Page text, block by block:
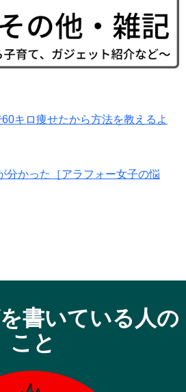
60キロ痩せたから方法を教えるよ
分かった［アラフォー女子の悩
書いている人の
こと